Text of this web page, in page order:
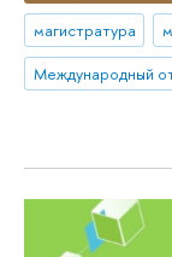
магистратура
Международный